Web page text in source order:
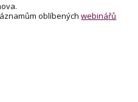
oblíbenýchwebinářů